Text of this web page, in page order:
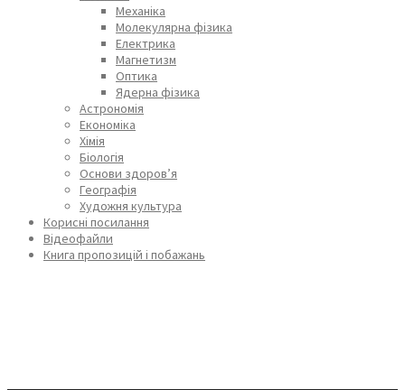
Механіка
Молекулярна фізика
Електрика
Магнетизм
Оптика
Ядерна фізика
Астрономія
Економіка
Хімія
Біологія
Основи здоров’я
Географія
Художня культура
Корисні посилання
Відеофайли
Книга пропозицій і побажань